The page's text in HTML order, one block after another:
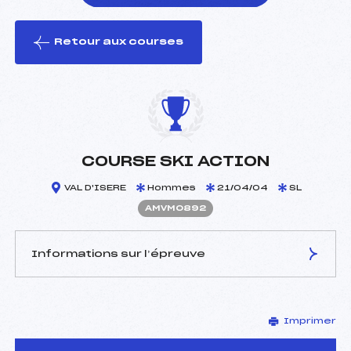
le ski
Retour aux courses
COURSE SKI ACTION
VAL D'ISERE Hommes 21/04/04 SL
AMVM0892
Informations sur l’épreuve
KRISCHER ANDRE (SA)
Arbitre :
KOENIG DANIEL (MV)
Imprimer